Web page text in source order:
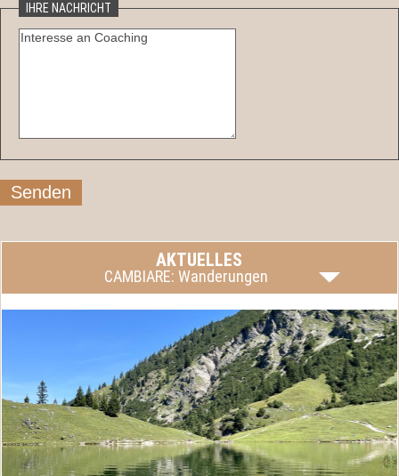
IHRE NACHRICHT
Senden
AKTUELLES
CAMBIARE: Wanderungen
mehr lesen